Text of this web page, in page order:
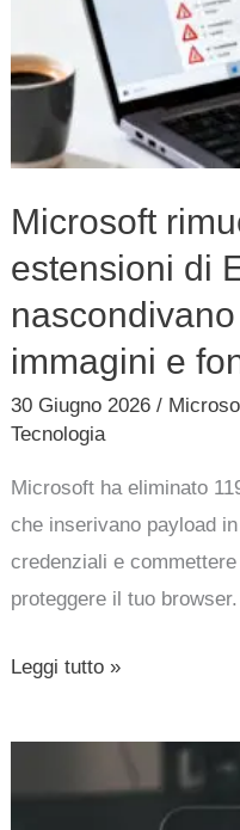
Microsoft
estensioni di
immagini e
30 Giugno 2026/
Tecnologia
Microsoft ha eliminato
che inserivano payload
credenziali e
proteggere il tuo browser.
immagini
e
Leggi tutto »
2026-